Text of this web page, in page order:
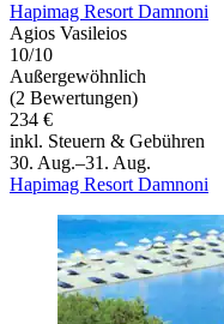
Hapimag Resort Damnoni
Agios Vasileios
10/10
Außergewöhnlich
(2 Bewertungen)
234 €
inkl. Steuern & Gebühren
30. Aug.–31. Aug.
Hapimag Resort Damnoni